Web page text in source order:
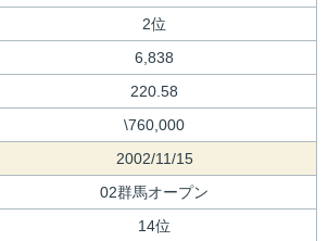
2位
6,838
220.58
\760,000
2002/11/15
02群馬オープン
14位